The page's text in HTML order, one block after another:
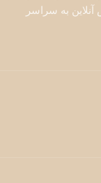
به سراسر